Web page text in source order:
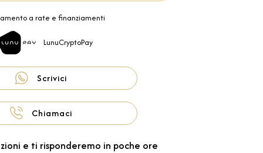
a rate e finanziamenti
LunuCryptoPay
Scrivici
Chiamaci
e ti risponderemo in poche ore